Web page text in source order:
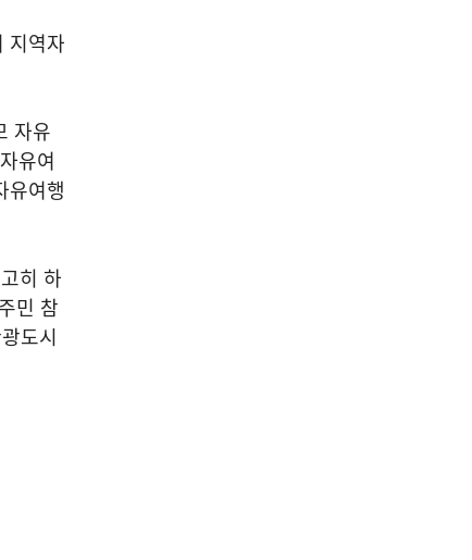
지역자
자유
유여
유여행
히 하
민 참
도시